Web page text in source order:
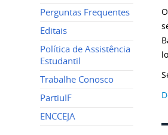
Perguntas Frequentes
Editais
Política de Assistência
Estudantil
Trabalhe Conosco
PartiuIF
ENCCEJA